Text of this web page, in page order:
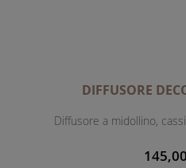
DIFFUSORE
Diffusore a midollino,